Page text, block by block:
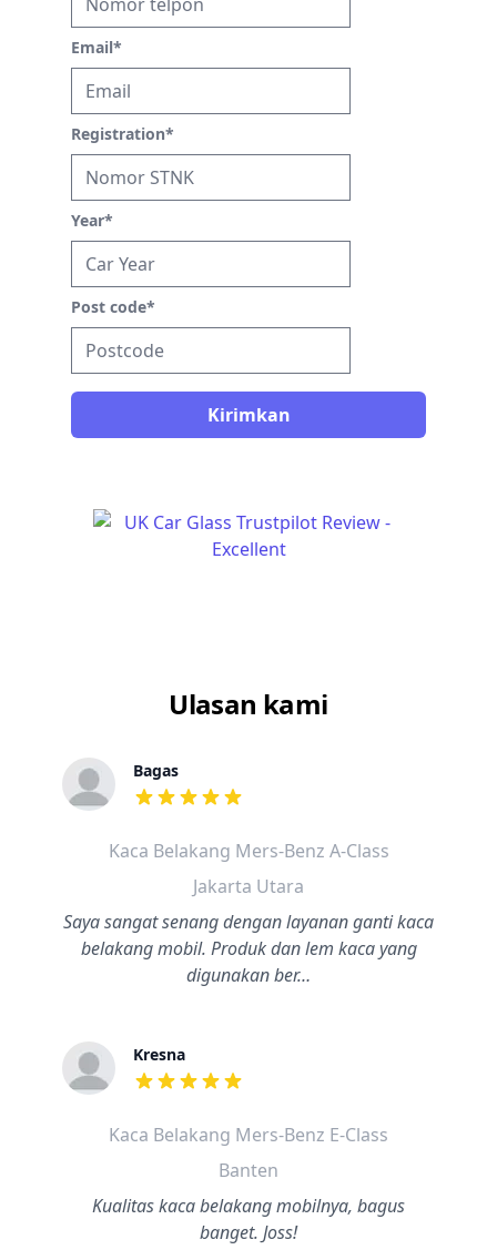
Email*
Registration*
Year*
Post code*
Kirimkan
Ulasan kami
Bagas
dari ulasan adalah bintang lima
Kaca Belakang Mers-Benz A-Class
Jakarta Utara
Saya sangat senang dengan layanan ganti kaca
belakang mobil. Produk dan lem kaca yang
digunakan ber…
Kresna
dari ulasan adalah bintang lima
Kaca Belakang Mers-Benz E-Class
Banten
Kualitas kaca belakang mobilnya, bagus
banget. Joss!